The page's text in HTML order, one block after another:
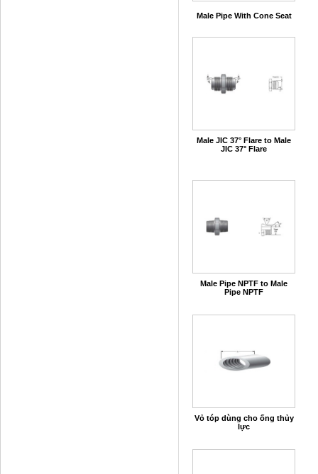
Male Pipe With Cone Seat
Male JIC 37° Flare to Male
JIC 37° Flare
Male Pipe NPTF to Male
Pipe NPTF
Vỏ tóp dùng cho ống thủy
lực